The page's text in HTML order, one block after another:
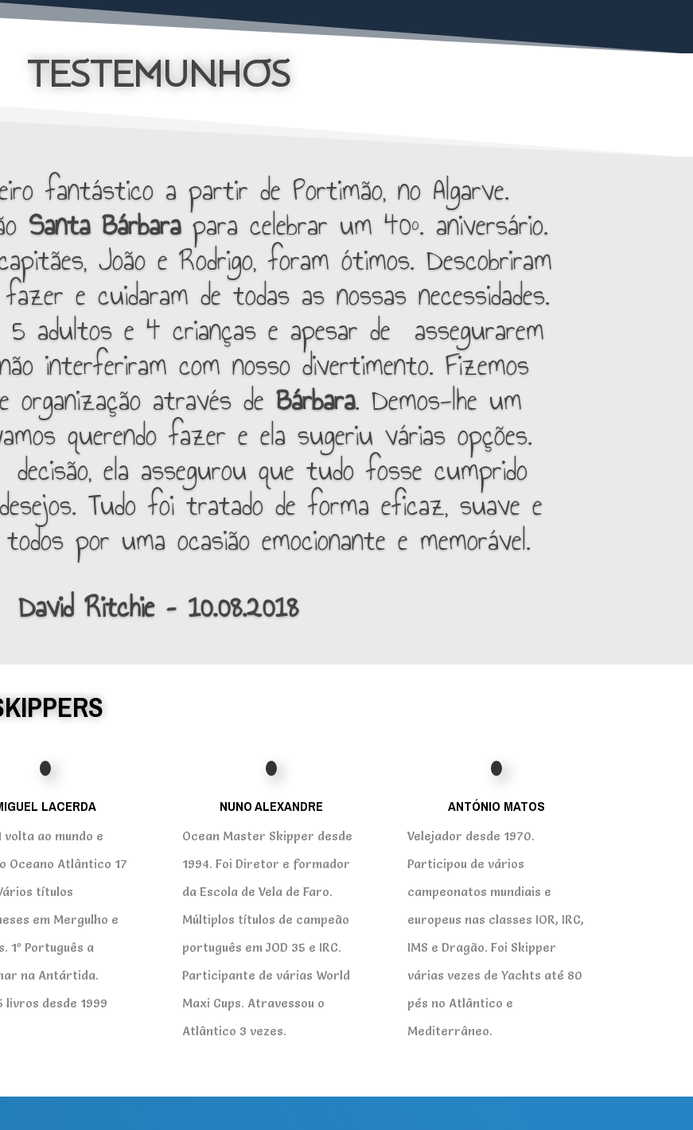
TESTEMUNHOS
fantástico a partir de Portimão, no Algarve.
Santa Bárbarapara celebrar um 40º. aniversário.
João e Rodrigo, foram ótimos. Descobriram
e cuidaram de todas as nossas necessidades.
adultos e 4 crianças e apesar de assegurarem
interferiram com nosso divertimento. Fizemos
organização através de Bárbara. Demos-lhe um
querendo fazer e ela sugeriu várias opções.
ela assegurou que tudo fosse cumprido
Tudo foi tratado de forma eficaz, suave e
por uma ocasião emocionante e memorável.
David Ritchie – 10.08.2018
LACERDA
volta ao mundo e
Oceano Atlântico 17
títulos
em Mergulho e
1º Português a
na Antártida.
livros desde 1999
NUNO ALEXANDRE
Ocean Master Skipper desde
1994. Foi Diretor e formador
da Escola de Vela de Faro.
Múltiplos títulos de campeão
português em JOD 35 e IRC.
Participante de várias World
Maxi Cups. Atravessou o
Atlântico 3 vezes.
ANTÓNIO MATOS
Velejador desde 1970.
Participou de vários
campeonatos mundiais e
europeus nas classes IOR, IRC,
IMS e Dragão. Foi Skipper
várias vezes de Yachts até 80
pés no Atlântico e
Mediterrâneo.